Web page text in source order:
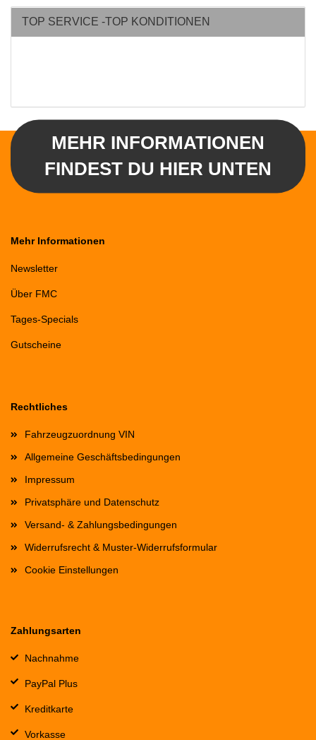
TOP SERVICE -TOP KONDITIONEN
MEHR INFORMATIONEN
FINDEST DU HIER UNTEN
Mehr Informationen
Newsletter
Über FMC
Tages-Specials
Gutscheine
Rechtliches
Fahrzeugzuordnung VIN
Allgemeine Geschäftsbedingungen
Impressum
Privatsphäre und Datenschutz
Versand- & Zahlungsbedingungen
Widerrufsrecht & Muster-Widerrufsformular
Cookie Einstellungen
Zahlungsarten
Nachnahme
PayPal Plus
Kreditkarte
Vorkasse